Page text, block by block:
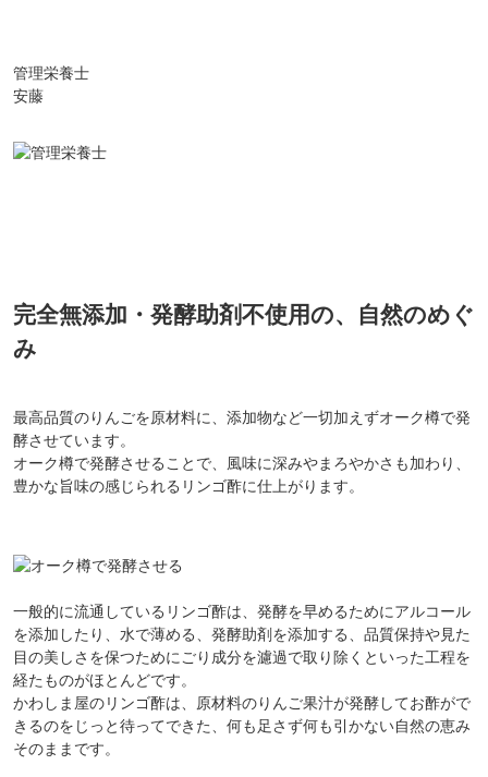
管理栄養士
安藤
完全無添加・発酵助剤不使用の、自然のめぐ
み
最高品質のりんごを原材料に、添加物など一切加えずオーク樽で発
酵させています。
オーク樽で発酵させることで、風味に深みやまろやかさも加わり、
豊かな旨味の感じられるリンゴ酢に仕上がります。
一般的に流通しているリンゴ酢は、発酵を早めるためにアルコール
を添加したり、水で薄める、発酵助剤を添加する、品質保持や見た
目の美しさを保つためにごり成分を濾過で取り除くといった工程を
経たものがほとんどです。
かわしま屋のリンゴ酢は、原材料のりんご果汁が発酵してお酢がで
きるのをじっと待ってできた、何も足さず何も引かない自然の恵み
そのままです。